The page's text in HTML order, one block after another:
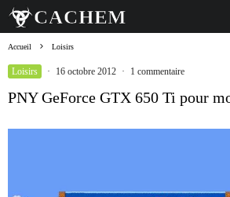
Accueil Loisirs
Loisirs · 16 octobre 2012 · 1 commentaire
PNY GeForce GTX 650 Ti pour